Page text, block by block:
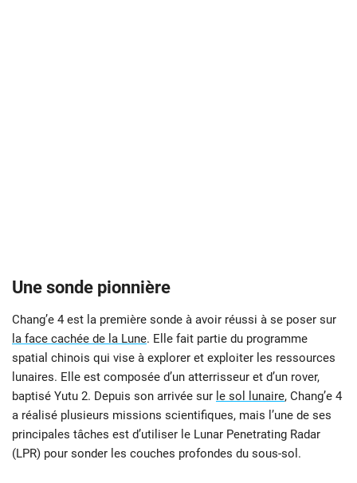
Une sonde pionnière
Chang’e 4 est la première sonde à avoir réussi à se poser sur
la face cachée de la Lune. Elle fait partie du programme
spatial chinois qui vise à explorer et exploiter les ressources
lunaires. Elle est composée d’un atterrisseur et d’un rover,
baptisé Yutu 2. Depuis son arrivée sur le sol lunaire, Chang’e 4
a réalisé plusieurs missions scientifiques, mais l’une de ses
principales tâches est d’utiliser le Lunar Penetrating Radar
(LPR) pour sonder les couches profondes du sous-sol.